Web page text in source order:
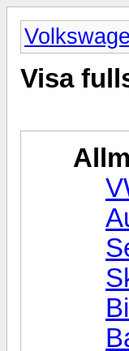
Visa